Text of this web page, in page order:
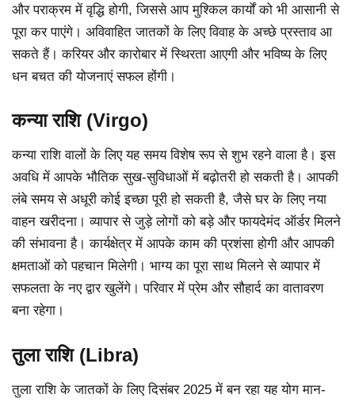
और पराक्रम में वृद्धि होगी, जिससे आप मुश्किल कार्यों को भी आसानी से
पूरा कर पाएंगे। अविवाहित जातकों के लिए विवाह के अच्छे प्रस्ताव आ
सकते हैं। करियर और कारोबार में स्थिरता आएगी और भविष्य के लिए
धन बचत की योजनाएं सफल होंगी।
कन्या राशि (Virgo)
कन्या राशि वालों के लिए यह समय विशेष रूप से शुभ रहने वाला है। इस
अवधि में आपके भौतिक सुख-सुविधाओं में बढ़ोतरी हो सकती है। आपकी
लंबे समय से अधूरी कोई इच्छा पूरी हो सकती है, जैसे घर के लिए नया
वाहन खरीदना। व्यापार से जुड़े लोगों को बड़े और फायदेमंद ऑर्डर मिलने
की संभावना है। कार्यक्षेत्र में आपके काम की प्रशंसा होगी और आपकी
क्षमताओं को पहचान मिलेगी। भाग्य का पूरा साथ मिलने से व्यापार में
सफलता के नए द्वार खुलेंगे। परिवार में प्रेम और सौहार्द का वातावरण
बना रहेगा।
तुला राशि (Libra)
तुला राशि के जातकों के लिए दिसंबर 2025 में बन रहा यह योग मान-